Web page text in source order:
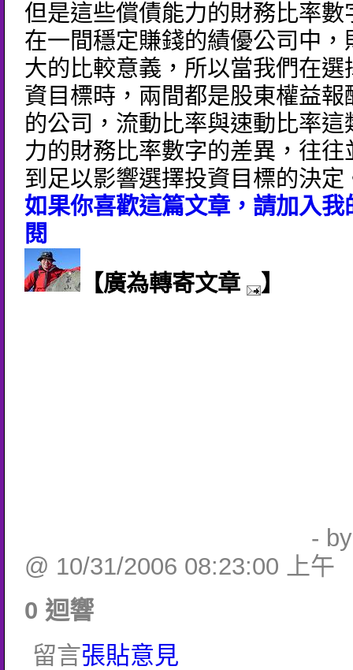
但是這些償債能力的財務比率數
在一間穩定賺錢的績優公司中，
大的比較意義，所以當我們在選
資目標時，兩間都是股東權益報
的公司，流動比率與速動比率這
力的財務比率數字的差異，往往
到足以影響選擇投資目標的決定
如果你喜歡這篇文章，請加入我
閱
【廣為轉寄文章
】
-
@ 10/31/2006 08:23:00 上午
0 迴響
留言張貼意見